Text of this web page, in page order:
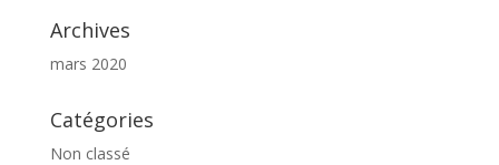
Archives
mars 2020
Catégories
Non classé